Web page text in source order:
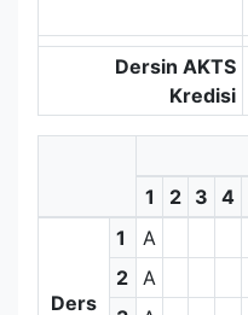
Dersin AKTS
Kredisi
1
2 3 4
Ders
1
A
2
A